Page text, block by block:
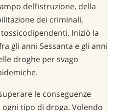
dell’istruzione, della
dei criminali,
Iniziò la
gli anni Sessanta e gli anni
droghe per svago
le conseguenze
tipo di droga. Volendo